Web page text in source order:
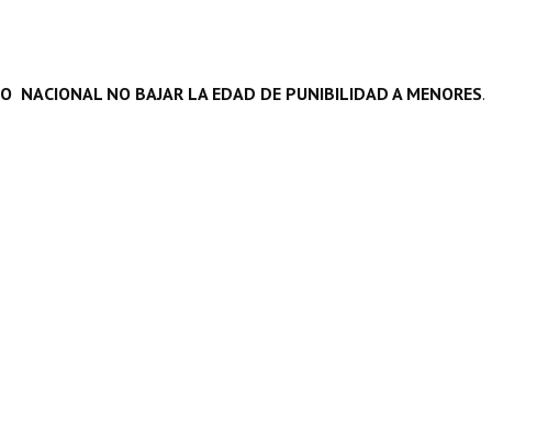
NACIONAL NO BAJAR LA EDAD DE PUNIBILIDAD A MENORES.